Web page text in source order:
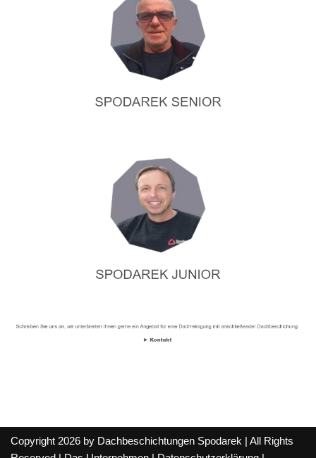
Copyright 2026 by Dachbeschichtungen Spodarek | All Rights